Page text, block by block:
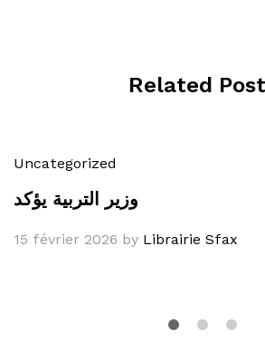
Related
Uncategorized
وزير التربية يؤكد
15 février 2026 by Librairie Sfax